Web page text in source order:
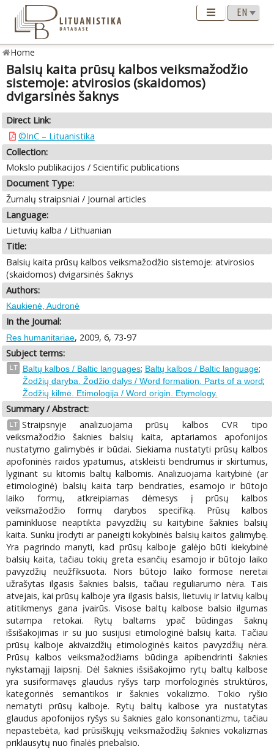
Home
Balsių kaita prūsų kalbos veiksmažodžio
sistemoje: atvirosios (skaidomos)
dvigarsinės šaknys
Direct Link:
©InC – Lituanistika
Collection:
Mokslo publikacijos / Scientific publications
Document Type:
Žurnalų straipsniai / Journal articles
Language:
Lietuvių kalba / Lithuanian
Title:
Balsių kaita prūsų kalbos veiksmažodžio sistemoje: atvirosios
(skaidomos) dvigarsinės šaknys
Authors:
Kaukienė, Audronė
In the Journal:
Res humanitariae, 2009, 6, 73-97
Subject terms:
LT Baltų kalbos / Baltic languages; Baltų kalbos / Baltic language;
Žodžių daryba. Žodžio dalys / Word formation. Parts of a word;
Žodžių kilmė. Etimologija / Word origin. Etymology.
Summary / Abstract:
LT Straipsnyje analizuojama prūsų kalbos CVR tipo
veiksmažodžio šaknies balsių kaita, aptariamos apofonijos
nustatymo galimybės ir būdai. Siekiama nustatyti prūsų kalbos
apofoninės raidos ypatumus, atskleisti bendrumus ir skirtumus,
lyginant su kitomis baltų kalbomis. Analizuojama kaitybinė (ar
etimologinė) balsių kaita tarp bendraties, esamojo ir būtojo
laiko formų, atkreipiamas dėmesys į prūsų kalbos
veiksmažodžio formų darybos specifiką. Prūsų kalbos
paminkluose neaptikta pavyzdžių su kaitybine šaknies balsių
kaita. Sunku įrodyti ar paneigti kokybinės balsių kaitos galimybę.
Yra pagrindo manyti, kad prūsų kalboje galėjo būti kiekybinė
balsių kaita, tačiau tokių greta esančių esamojo ir būtojo laiko
pavyzdžių neužfiksuota. Nors būtojo laiko formose neretai
užrašytas ilgasis šaknies balsis, tačiau reguliarumo nėra. Tais
atvejais, kai prūsų kalboje yra ilgasis balsis, lietuvių ir latvių kalbų
atitikmenys gana įvairūs. Visose baltų kalbose balsio ilgumas
sutampa retokai. Rytų baltams ypač būdingas šaknų
išsišakojimas ir su juo susijusi etimologinė balsių kaita. Tačiau
prūsų kalboje akivaizdžių etimologinės kaitos pavyzdžių nėra.
Prūsų kalbos veiksmažodžiams būdinga apibendrinti šaknies
nykstamąjį laipsnį. Dėl šaknies išsišakojimo rytų baltų kalbose
yra susiformavęs glaudus ryšys tarp morfologinės struktūros,
kategorinės semantikos ir šaknies vokalizmo. Tokio ryšio
nematyti prūsų kalboje. Rytų baltų kalbose yra nustatytas
glaudus apofonijos ryšys su šaknies galo konsonantizmu, tačiau
nepastebėta, kad prūsiškųjų veiksmažodžių šaknies vokalizmas
priklausytų nuo finalės priebalsio.